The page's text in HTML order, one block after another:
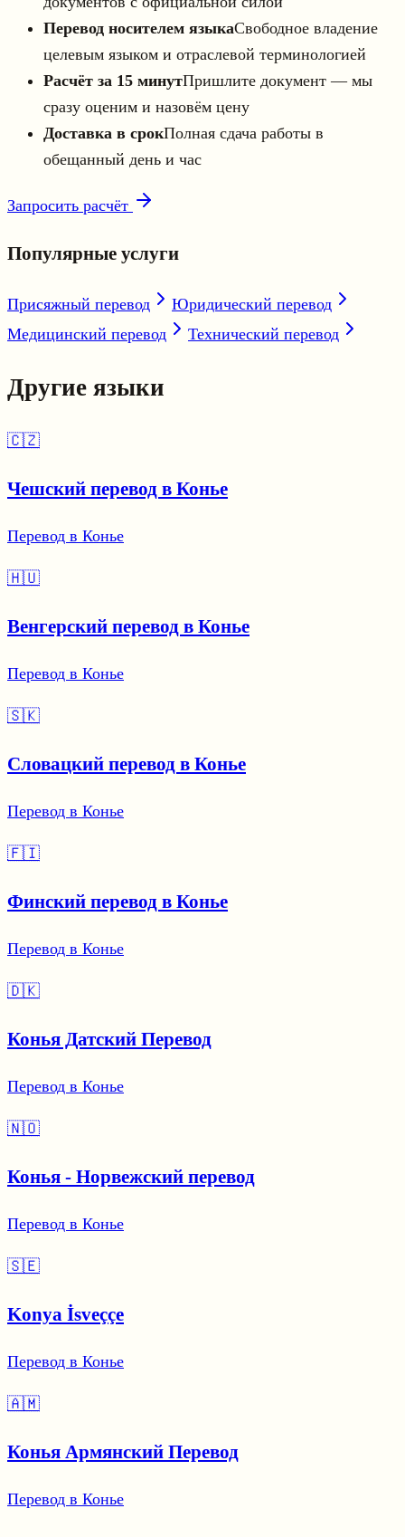
Перевод носителем языкаСвободное владение
целевым языком и отраслевой терминологией
Расчёт за 15 минутПришлите документ — мы
сразу оценим и назовём цену
Доставка в срокПолная сдача работы в
обещанный день и час
Запросить расчёт
Популярные услуги
Присяжный перевод
Юридический перевод
Медицинский перевод
Технический перевод
Другие языки
🇨🇿
Чешский перевод в Конье
Перевод в Конье
🇭🇺
Венгерский перевод в Конье
Перевод в Конье
🇸🇰
Словацкий перевод в Конье
Перевод в Конье
🇫🇮
Финский перевод в Конье
Перевод в Конье
🇩🇰
Конья Датский Перевод
Перевод в Конье
🇳🇴
Конья - Норвежский перевод
Перевод в Конье
🇸🇪
Konya İsveççe
Перевод в Конье
🇦🇲
Конья Армянский Перевод
Перевод в Конье